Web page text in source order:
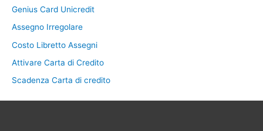
Genius Card Unicredit
Assegno Irregolare
Costo Libretto Assegni
Attivare Carta di Credito
Scadenza Carta di credito